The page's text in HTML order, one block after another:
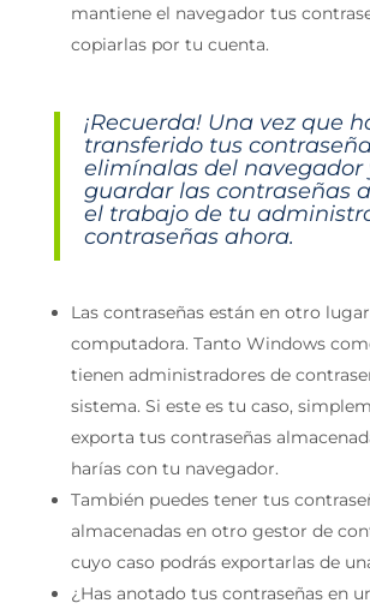
mantiene el navegador tus
copiarlas por tu cuenta.
¡Recuerda! Una vez que
transferido tus
elimínalas del navegador
guardar las contraseñas
el trabajo de tu
contraseñas ahora.
Las contraseñas están en otro
computadora. Tanto Windows
tienen administradores de
sistema. Si este es tu caso,
exporta tus contraseñas
harías con tu navegador.
También puedes tener tus
almacenadas en otro gestor de
cuyo caso podrás exportarlas de
¿Has anotado tus contraseñas en